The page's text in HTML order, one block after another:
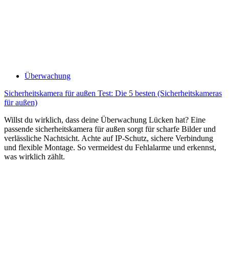
Überwachung
Sicherheitskamera für außen Test: Die 5 besten (Sicherheitskameras
für außen)
Willst du wirklich, dass deine Überwachung Lücken hat? Eine
passende sicherheitskamera für außen sorgt für scharfe Bilder und
verlässliche Nachtsicht. Achte auf IP-Schutz, sichere Verbindung
und flexible Montage. So vermeidest du Fehlalarme und erkennst,
was wirklich zählt.